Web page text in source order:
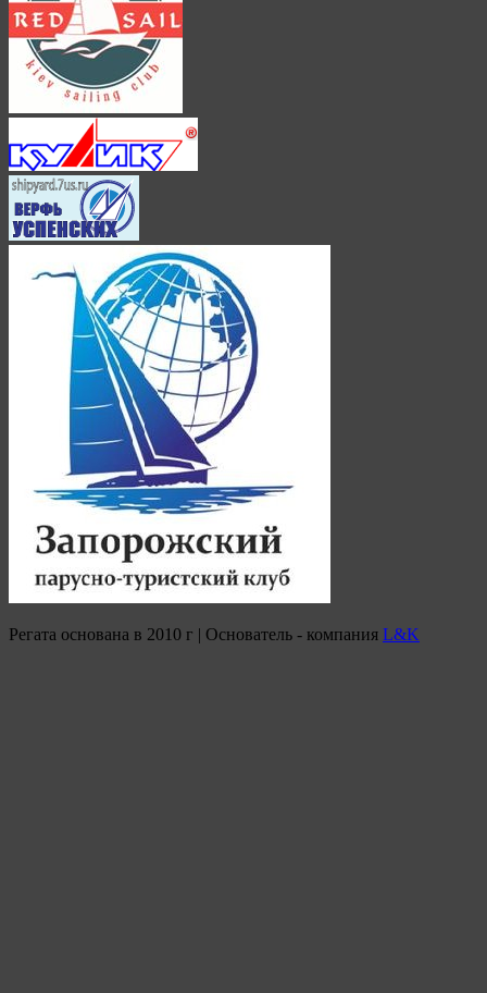
Регата основана в 2010 г | Основатель - компания L&K